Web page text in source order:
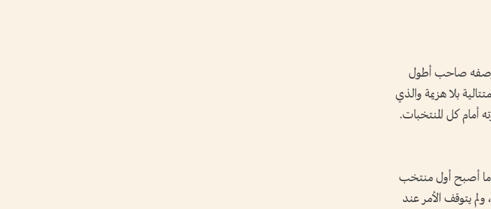
بوصفه صاحب أطول
خسارة على مستوى المنتخبات بعدد 40 مباراة متتالية بلا هزيمة والذي
لما حققه المنتخب المغربي في مونديال قطر 2022، عندما أصبح أول منتخب
ولم يتوقف الأمر عند